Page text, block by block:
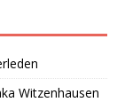
Witzenhausen